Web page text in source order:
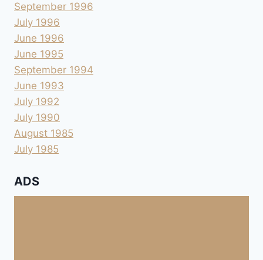
September 1996
July 1996
June 1996
June 1995
September 1994
June 1993
July 1992
July 1990
August 1985
July 1985
ADS